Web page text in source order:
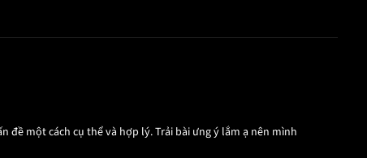
một cách cụ thể và hợp lý. Trải bài ưng ý lắm ạ nên mình